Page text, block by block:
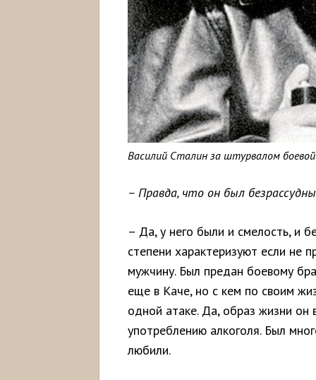
Василий Сталин за штурвалом
– Правда, что он был
– Да, у него были и смелость, и
степени характеризуют если не
мужчину. Был предан боевому
еще в Каче, но с кем по своим
одной атаке. Да, образ жизни он
употреблению алкоголя. Был
любили.